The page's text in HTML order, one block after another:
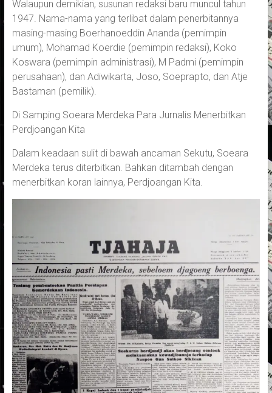
Walaupun demikian, susunan redaksi baru muncul tahun
1947. Nama-nama yang terlibat dalam penerbitannya
masing-masing Boerhanoeddin Ananda (pemimpin
umum), Mohamad Koerdie (pemimpin redaksi), Koko
Koswara (pemimpin administrasi), M Padmi (pemimpin
perusahaan), dan Adiwikarta, Joso, Soeprapto, dan Atje
Bastaman (pemilik).
Di Samping Soeara Merdeka Para Jurnalis Menerbitkan
Perdjoangan Kita
Dalam keadaan sulit di bawah ancaman Sekutu, Soeara
Merdeka terus diterbitkan. Bahkan ditambah dengan
menerbitkan koran lainnya, Perdjoangan Kita.